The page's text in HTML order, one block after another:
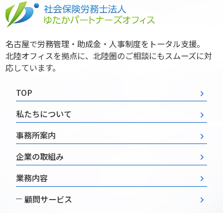
名古屋で労務管理・助成金・人事制度をトータル支援。
北陸オフィスを拠点に、北陸圏のご相談にもスムーズに対
応しています。
TOP
私たちについて
事務所案内
企業の取組み
業務内容
顧問サービス